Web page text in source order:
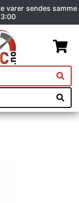
varer sendes samme